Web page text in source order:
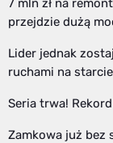
przejdzie dużą
Lider jednak
ruchami na
Seria trwa!
Zamkowa już bez